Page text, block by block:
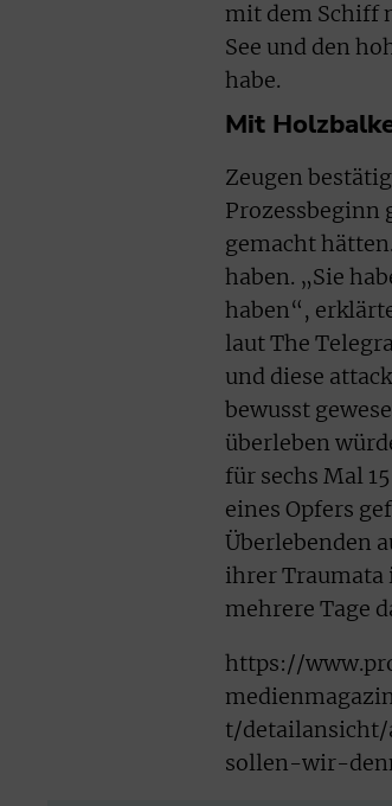
mit dem Schiff
See und den
habe.
Mit
Zeugen
Prozessbeginn
gemacht
haben. „Sie
haben“,
laut The
und diese
bewusst
überleben
für sechs Mal
eines Opfers
Überlebenden
ihrer Traumata
mehrere Tage
https://
t/
sollen-wir-